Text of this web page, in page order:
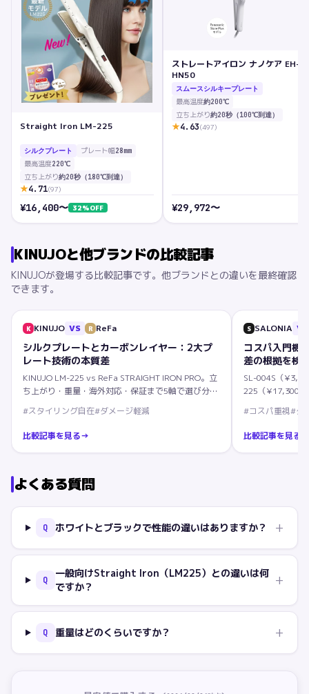
Straight Iron LM-225
シルクプレート プレート幅28mm
最高温度220℃
立ち上がり約20秒（180℃到達）
★4.71(97)
¥16,400〜 32%OFF
ストレートアイロン ナノケア EH-
HN50
スムースシルキープレート
最高温度約200℃
立ち上がり約20秒（100℃到達）
★4.63(497)
¥29,972〜
KINUJOと他ブランドの比較記事
KINUJOが登場する比較記事です。他ブランドとの違いを最終確認
できます。
K KINUJO VS R ReFa
シルクプレートとカーボンレイヤー：2大プ
レート技術の本質差
KINUJO LM-225 vs ReFa STRAIGHT IRON PRO。立
ち上がり・重量・海外対応・保証まで5軸で選び分け
#スタイリング自在#ダメージ軽減
比較記事を見る→
S SALONIA VS
コスパ入門機
差の根拠を検
SL-004S（
225（¥17,300〜
#コスパ重視#ダ
比較記事を見る
よくある質問
Q ホワイトとブラックで性能の違いはありますか？ +
Q
一般向けStraight Iron（LM225）との違いは何
ですか？
+
Q 重量はどのくらいですか？ +